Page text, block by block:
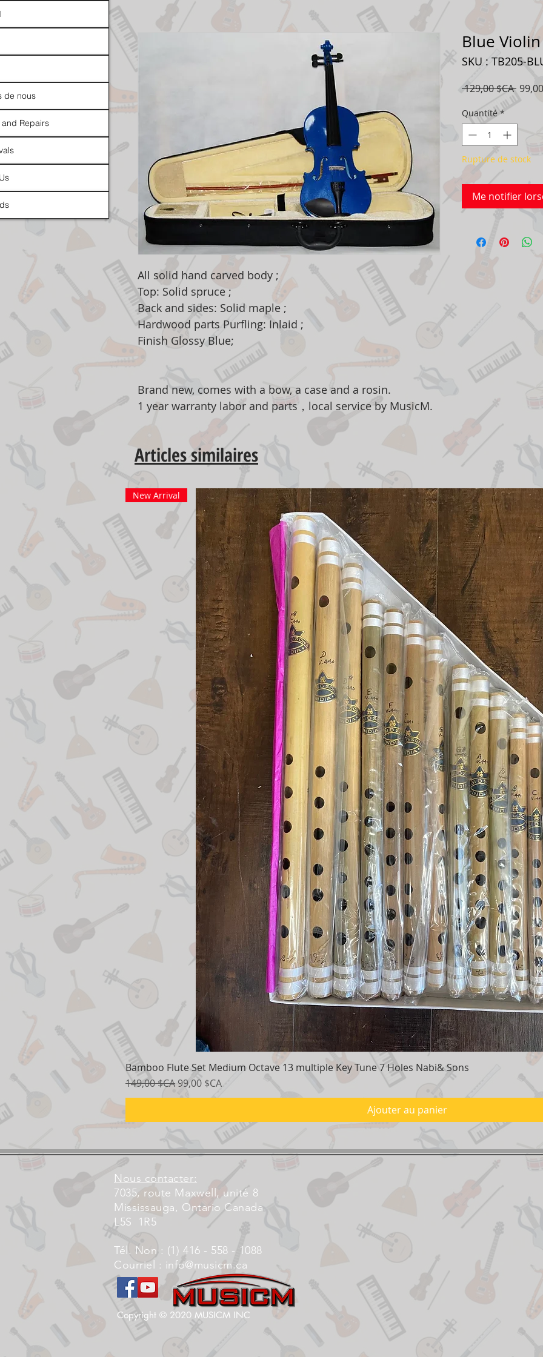
All solid hand carved body ;
Top: Solid spruce ;
Back and sides: Solid maple ;
Hardwood parts Purfling: Inlaid ;
Finish Glossy Blue;
Brand new, comes with a bow, a case and a rosin.
1 year warranty labor and parts，local service by MusicM.
Blue
SKU : TB205-
129,00 $CA Prix
original
Quantité *
Rupture de stock
Me notifier
Articles similaires
Aperçu rapide
New Arrival
Bamboo Flute Set Medium Octave 13 multiple Key Tune 7 Holes Nabi& Sons
Prix original
149,00 $CA Prix promotionnel
99,00 $CA
Ajouter au panier
de nous
Repairs
Nous contacter:
7035, route Maxwell, unité 8
Mississauga, Ontario Canada
L5S
1R5
Tél. Non : (1) 416 - 558 - 1088
Courriel : info@musicm.ca
Copyright © 2020 MUSICM INC